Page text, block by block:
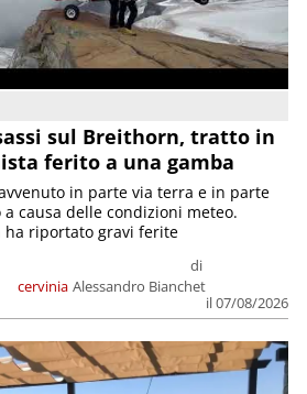
sul Breithorn, tratto in
ferito a una gamba
cervinia
di
Alessandro Bianchet
il 07/08/2026
in parte via terra e in parte
causa delle condizioni meteo.
ha riportato gravi ferite